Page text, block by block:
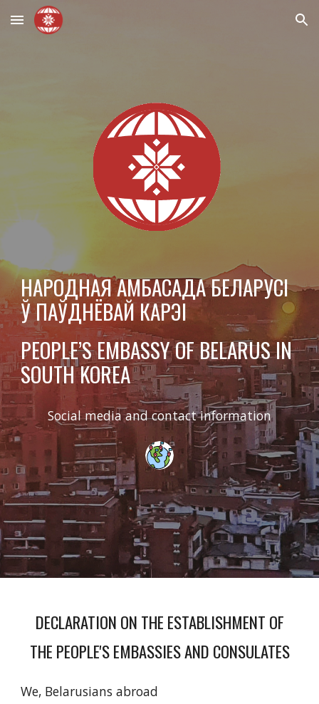
Skip to main content Skip to navigation
НАРОДНАЯ АМБАСАДА БЕЛАРУСІ
ЎПАЎДНЁВАЙ КАРЭІ
PEOPLE’S EMBASSY OF BELARUS IN
SOUTH KOREA
Social media and contact information
DECLARATION ON THE ESTABLISHMENT OF
THE PEOPLE'S EMBASSIES AND CONSULATES
We, Belarusians abroad